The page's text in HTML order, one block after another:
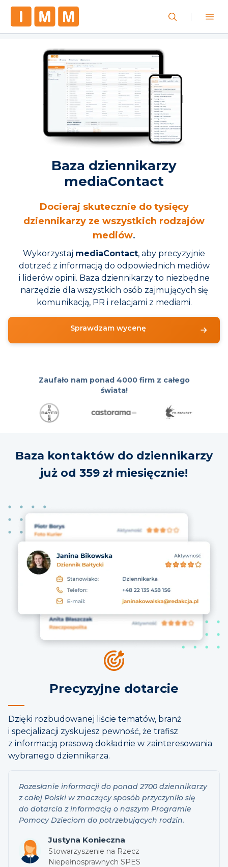
Baza dziennikarzy
mediaContact
Docieraj skutecznie do tysięcy
dziennikarzy ze wszystkich rodzajów
mediów.
Wykorzystaj mediaContact, aby precyzyjnie
dotrzeć z informacją do odpowiednich mediów
i liderów opinii. Baza dziennikarzy to niezbędne
narzędzie dla wszystkich osób zajmujących się
komunikacją, PR i relacjami z mediami.
Sprawdzam wycenę
Zaufało nam ponad 4000 firm z całego
świata!
Baza kontaktów do dziennikarzy
już od 359 zł miesięcznie!
Precyzyjne dotarcie
Dzięki rozbudowanej liście tematów, branż
i specjalizacji zyskujesz pewność, że trafisz
z informacją prasową dokładnie w zainteresowania
wybranego dziennikarza.
Rozesłanie informacji do ponad 2700 dziennikarzy
z całej Polski w znaczący sposób przyczyniło się
do dotarcia z informacją o naszym Programie
Pomocy Dzieciom do potrzebujących rodzin.
Justyna Konieczna
Stowarzyszenie na Rzecz
Niepełnosprawnych SPES